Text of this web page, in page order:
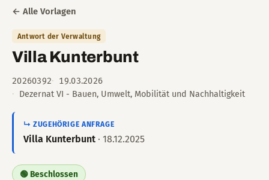
← Alle Vorlagen
Antwort der Verwaltung
Villa Kunterbunt
20260392
19.03.2026
Dezernat VI - Bauen, Umwelt, Mobilität und Nachhaltigkeit
↳ ZUGEHÖRIGE ANFRAGE
Villa Kunterbunt · 18.12.2025
🟢 Beschlossen